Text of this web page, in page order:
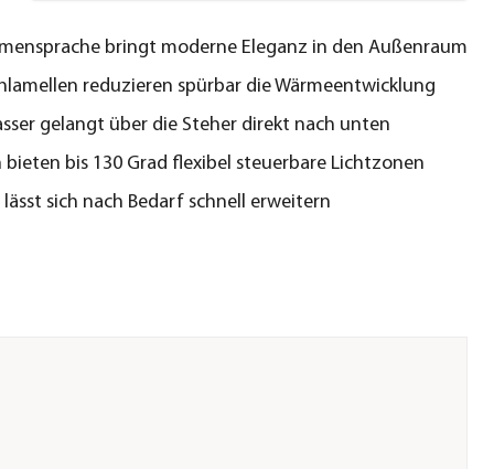
bringt moderne Eleganz in den Außenraum
reduzieren spürbar die Wärmeentwicklung
gelangt über die Steher direkt nach unten
bieten bis 130 Grad flexibel steuerbare Lichtzonen
sich nach Bedarf schnell erweitern